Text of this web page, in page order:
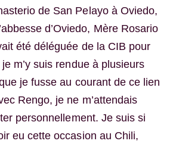
de San Pelayo à Oviedo,
d’Oviedo, Mère Rosario
été déléguée de la CIB pour
m’y suis rendue à plusieurs
je fusse au courant de ce lien
Rengo, je ne m’attendais
personnellement. Je suis si
eu cette occasion au Chili,